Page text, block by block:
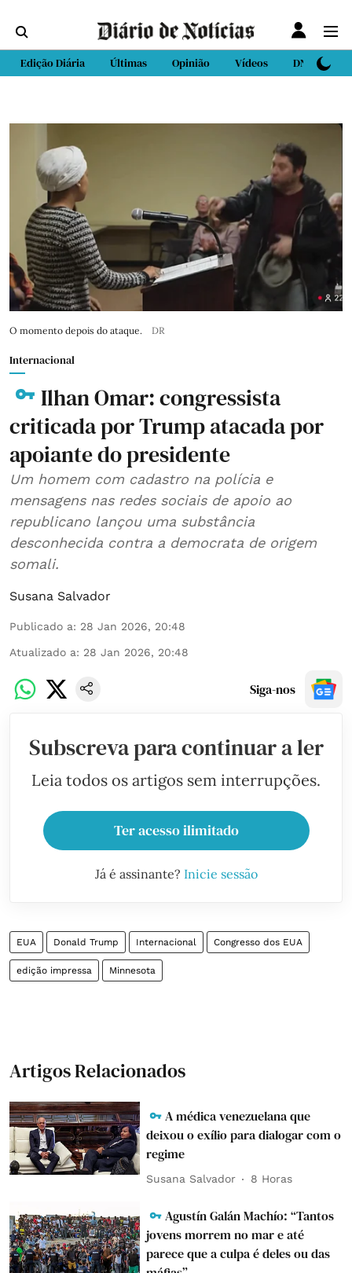
Edição Diária Últimas Opinião Vídeos DN Sport
O momento depois do ataque. DR
Internacional
Ilhan Omar: congressista
criticada por Trump atacada por
apoiante do presidente
Um homem com cadastro na polícia e
mensagens nas redes sociais de apoio ao
republicano lançou uma substância
desconhecida contra a democrata de origem
somali.
Susana Salvador
Publicado a: 28 Jan 2026, 20:48
Atualizado a: 28 Jan 2026, 20:48
Siga-nos
Subscreva para continuar a ler
Leia todos os artigos sem interrupções.
Ter acesso ilimitado
Já é assinante? Inicie sessão
EUA Donald Trump Internacional Congresso dos EUA
edição impressa Minnesota
Artigos Relacionados
A médica venezuelana que
deixou o exílio para dialogar com o
regime
Susana Salvador 8 Horas
Agustín Galán Machío: “Tantos
jovens morrem no mar e até
parece que a culpa é deles ou das